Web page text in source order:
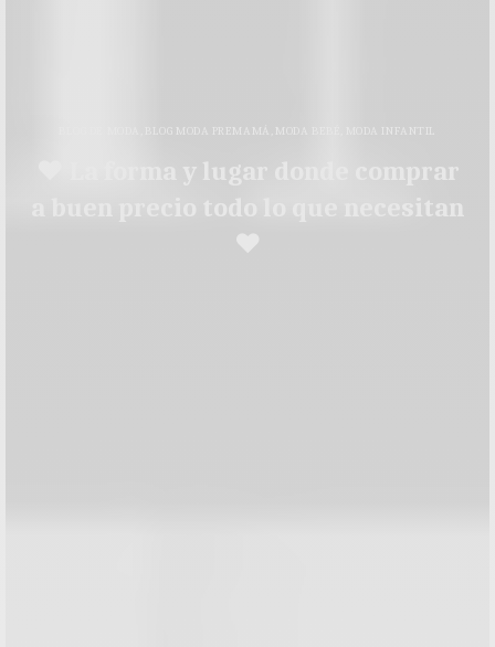
BLOG MODA PREMAMÁ MODA BEBÉ MODA INFANTIL
♥ La forma y lugar donde comprar
a buen precio todo lo que necesitan
♥